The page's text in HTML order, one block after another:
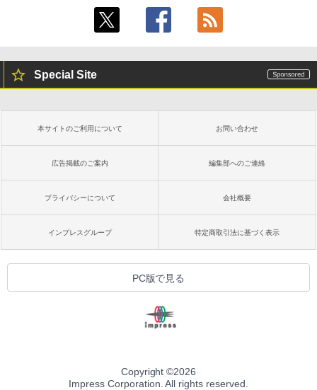
Special Site
本サイトのご利用について お問い合わせ
広告掲載のご案内 編集部へのご連絡
プライバシーについて 会社概要
インプレスグループ 特定商取引法に基づく表示
PC版で見る
Copyright ©2026
Impress Corporation. All rights reserved.